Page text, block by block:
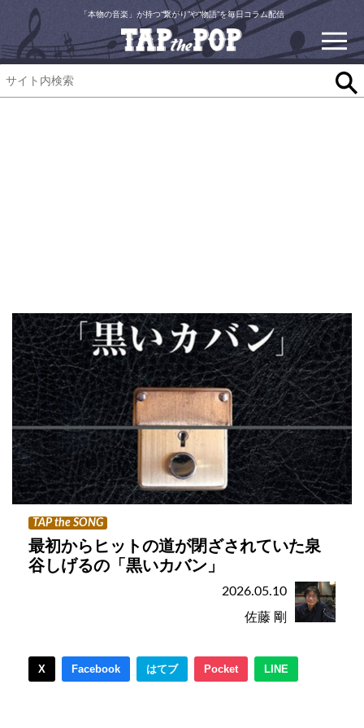
「本物の音楽」が持つ“繋がり”や“物語”を毎日コラム配信
TAP the SONG
最初からヒットの道が閉ざされていた泉
谷しげるの「黒いカバン」
2026.05.10
佐藤 剛
X Facebook はてブ Pocket LINE